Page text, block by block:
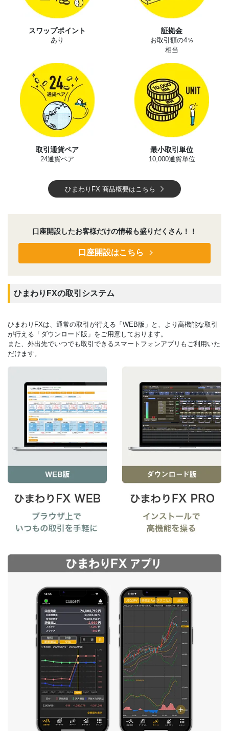
スワップポイント
あり
証拠金
お取引額の4％
相当
取引通貨ペア
24通貨ペア
最小取引単位
10,000通貨単位
ひまわりFX 商品概要はこちら
口座開設したお客様だけの情報も盛りだくさん！！
口座開設はこちら
ひまわりFXの取引システム
ひまわりFXは、通常の取引が行える「WEB版」と、より高機能な取引
が行える「ダウンロード版」をご用意しております。
また、外出先でいつでも取引できるスマートフォンアプリもご利用いた
だけます。